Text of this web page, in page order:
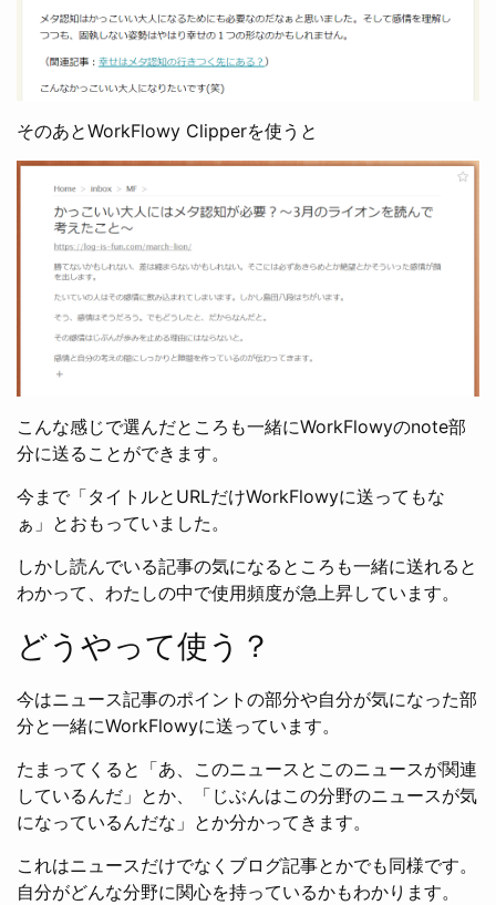
そのあとWorkFlowy Clipperを使うと
こんな感じで選んだところも一緒にWorkFlowyのnote部
分に送ることができます。
今まで「タイトルとURLだけWorkFlowyに送ってもな
ぁ」とおもっていました。
しかし読んでいる記事の気になるところも一緒に送れると
わかって、わたしの中で使用頻度が急上昇しています。
どうやって使う？
今はニュース記事のポイントの部分や自分が気になった部
分と一緒にWorkFlowyに送っています。
たまってくると「あ、このニュースとこのニュースが関連
しているんだ」とか、「じぶんはこの分野のニュースが気
になっているんだな」とか分かってきます。
これはニュースだけでなくブログ記事とかでも同様です。
自分がどんな分野に関心を持っているかもわかります。